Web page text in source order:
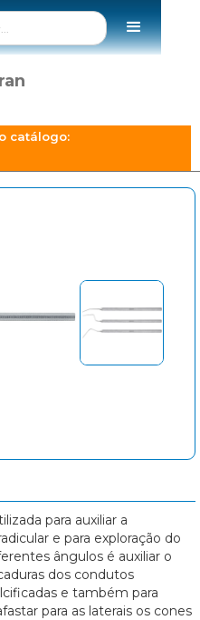
catálogo:
para auxiliar a
e para exploração do
ângulos é auxiliar o
dos condutos
e também para
para as laterais os cones